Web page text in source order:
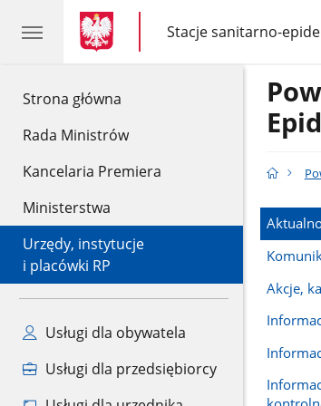
Strona główna
Rada Ministrów
Kancelaria Premiera
Ministerstwa
Urzędy, instytucje
i placówki RP
Usługi dla obywatela
Usługi dla przedsiębiorcy
gov.pl
gov.pl
Stacje sanitarno-
gov.pl
Stacje
sanitarno-
epidemiologiczne
Akcje,